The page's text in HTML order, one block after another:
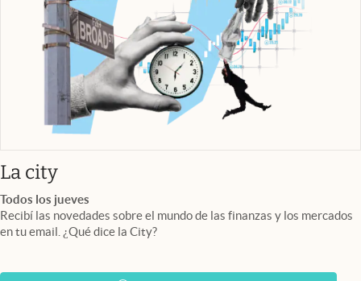
La cityabre en nueva pestaña
Todos los jueves
Recibí las novedades sobre el mundo de las finanzas y los mercados
en tu email. ¿Qué dice la City?